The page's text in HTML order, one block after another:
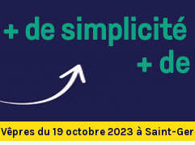
Vêpres du 19 octobre 2023 à Saint-